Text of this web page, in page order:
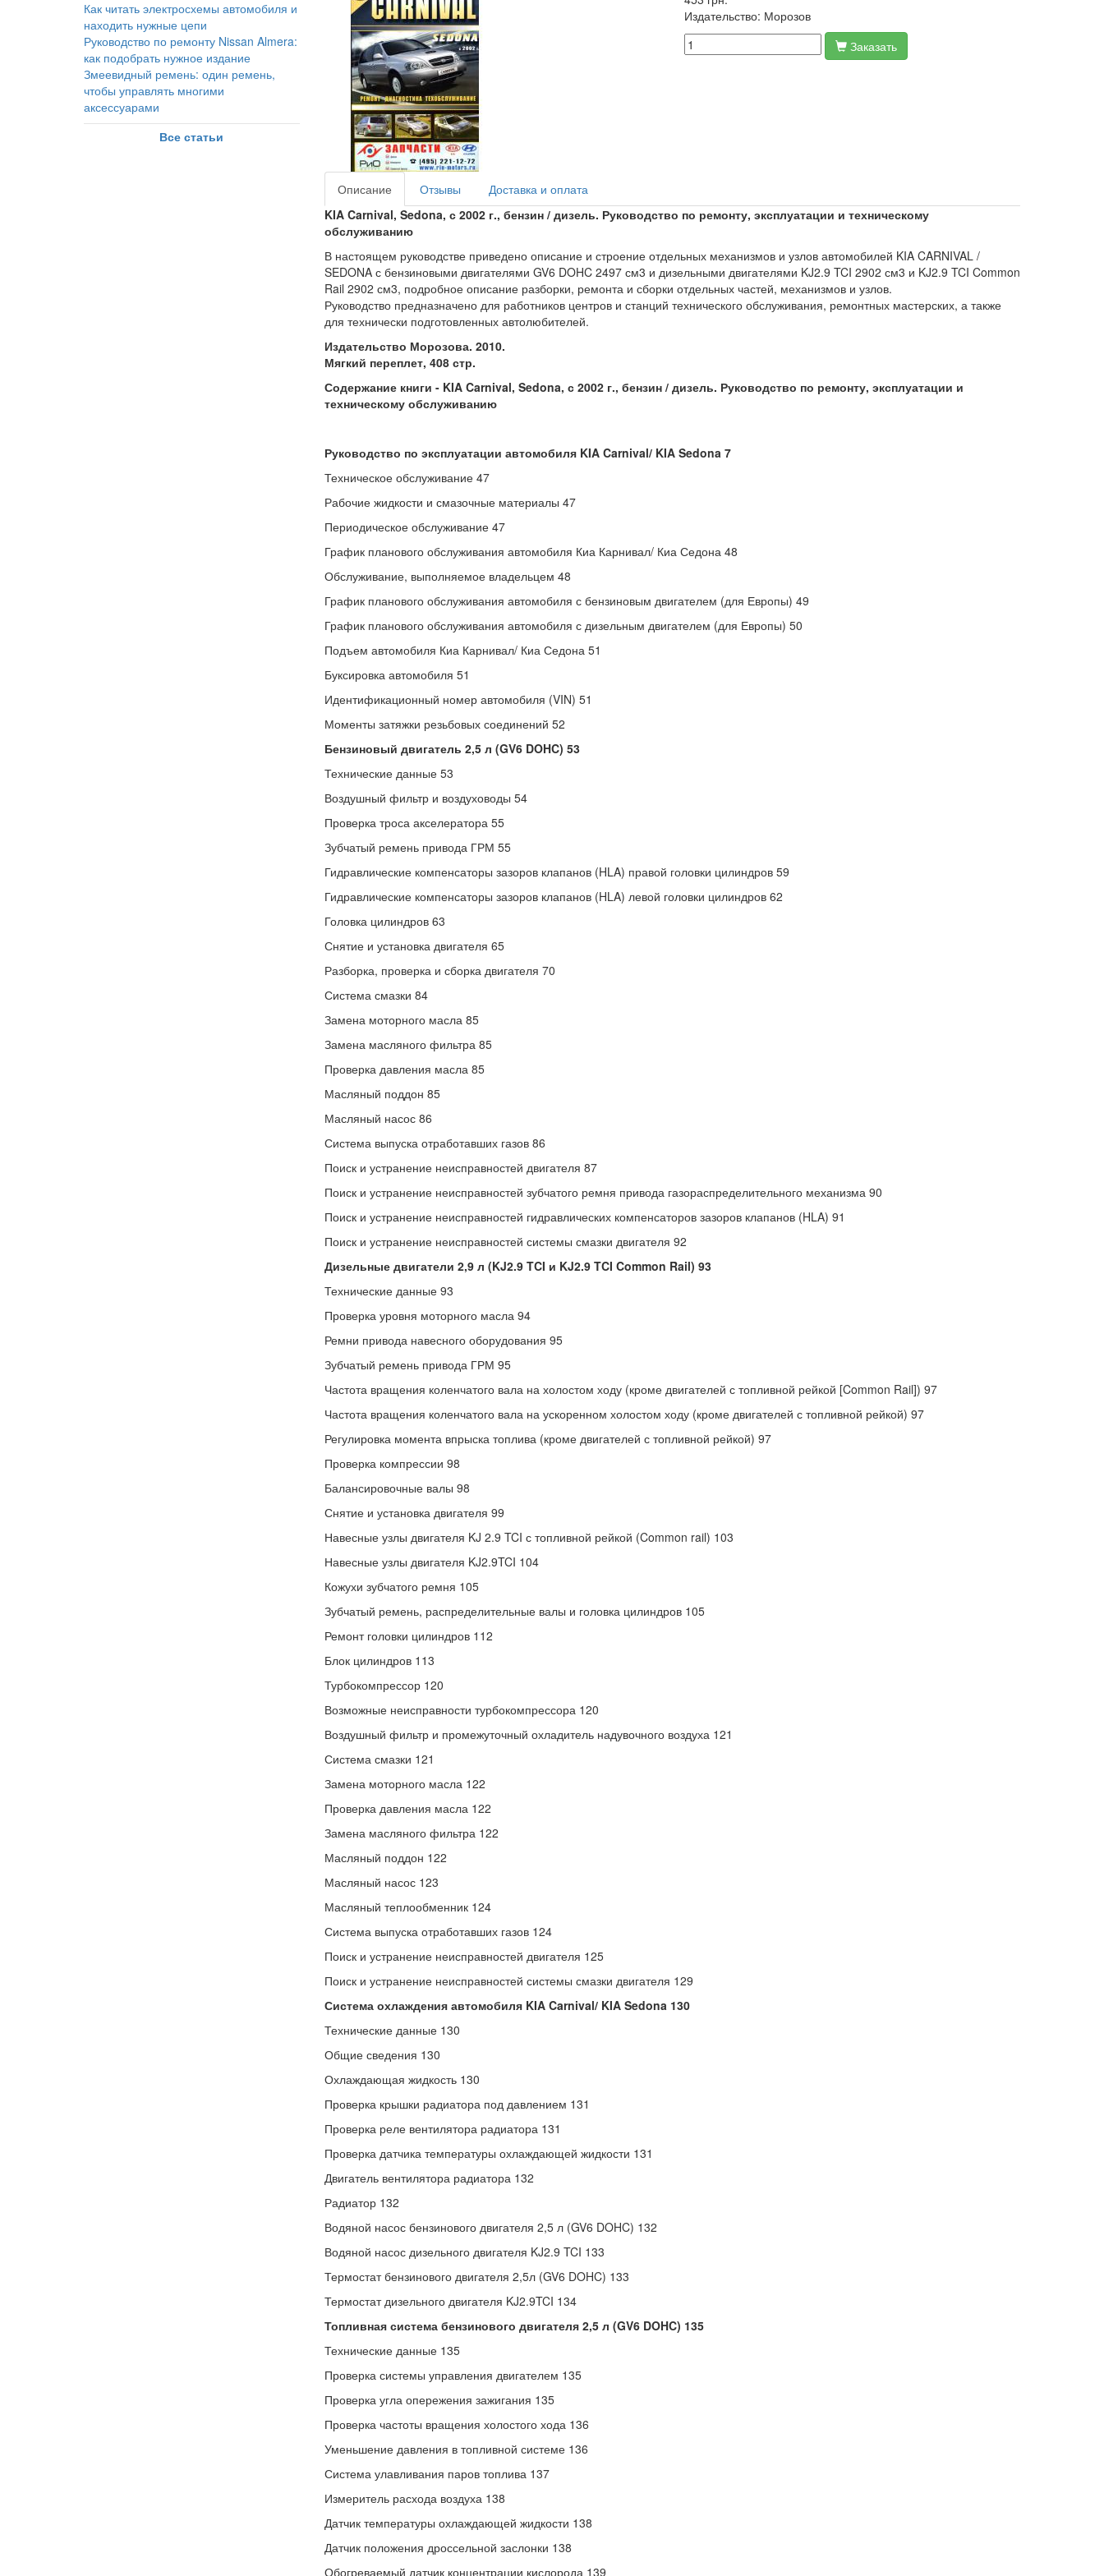
Как читать электросхемы автомобиля и
находить нужные цепи
Руководство по ремонту Nissan Almera:
как подобрать нужное издание
Змеевидный ремень: один ремень,
чтобы управлять многими
аксессуарами
Все статьи
Издательство: Морозов
Заказать
Описание Отзывы
Доставка и оплата
KIA Carnival, Sedona, с 2002 г., бензин / дизель. Руководство по ремонту, эксплуатации и техническому
обслуживанию
В настоящем руководстве приведено описание и строение отдельных механизмов и узлов автомобилей KIA CARNIVAL /
SEDONA с бензиновыми двигателями GV6 DOHC 2497 см3 и дизельными двигателями KJ2.9 TCI 2902 см3 и KJ2.9 TCI Common
Rail 2902 см3, подробное описание разборки, ремонта и сборки отдельных частей, механизмов и узлов.
Руководство предназначено для работников центров и станций технического обслуживания, ремонтных мастерских, а также
для технически подготовленных автолюбителей.
Издательство Морозова. 2010.
Мягкий переплет, 408 стр.
Содержание книги - KIA Carnival, Sedona, с 2002 г., бензин / дизель. Руководство по ремонту, эксплуатации и
техническому обслуживанию
Руководство по эксплуатации автомобиля KIA Carnival/ KIA Sedona 7
Техническое обслуживание 47
Рабочие жидкости и смазочные материалы 47
Периодическое обслуживание 47
График планового обслуживания автомобиля Киа Карнивал/ Киа Седона 48
Обслуживание, выполняемое владельцем 48
График планового обслуживания автомобиля с бензиновым двигателем (для Европы) 49
График планового обслуживания автомобиля с дизельным двигателем (для Европы) 50
Подъем автомобиля Киа Карнивал/ Киа Седона 51
Буксировка автомобиля 51
Идентификационный номер автомобиля (VIN) 51
Моменты затяжки резьбовых соединений 52
Бензиновый двигатель 2,5 л (GV6 DOHC) 53
Технические данные 53
Воздушный фильтр и воздуховоды 54
Проверка троса акселератора 55
Зубчатый ремень привода ГРМ 55
Гидравлические компенсаторы зазоров клапанов (HLA) правой головки цилиндров 59
Гидравлические компенсаторы зазоров клапанов (HLA) левой головки цилиндров 62
Головка цилиндров 63
Снятие и установка двигателя 65
Разборка, проверка и сборка двигателя 70
Система смазки 84
Замена моторного масла 85
Замена масляного фильтра 85
Проверка давления масла 85
Масляный поддон 85
Масляный насос 86
Система выпуска отработавших газов 86
Поиск и устранение неисправностей двигателя 87
Поиск и устранение неисправностей зубчатого ремня привода газораспределительного механизма 90
Поиск и устранение неисправностей гидравлических компенсаторов зазоров клапанов (HLA) 91
Поиск и устранение неисправностей системы смазки двигателя 92
Дизельные двигатели 2,9 л (KJ2.9 TCI и KJ2.9 TCI Common Rail) 93
Технические данные 93
Проверка уровня моторного масла 94
Ремни привода навесного оборудования 95
Зубчатый ремень привода ГРМ 95
Частота вращения коленчатого вала на холостом ходу (кроме двигателей с топливной рейкой [Common Rail]) 97
Частота вращения коленчатого вала на ускоренном холостом ходу (кроме двигателей с топливной рейкой) 97
Регулировка момента впрыска топлива (кроме двигателей с топливной рейкой) 97
Проверка компрессии 98
Балансировочные валы 98
Снятие и установка двигателя 99
Навесные узлы двигателя KJ 2.9 TCI с топливной рейкой (Common rail) 103
Навесные узлы двигателя KJ2.9TCI 104
Кожухи зубчатого ремня 105
Зубчатый ремень, распределительные валы и головка цилиндров 105
Ремонт головки цилиндров 112
Блок цилиндров 113
Турбокомпрессор 120
Возможные неисправности турбокомпрессора 120
Воздушный фильтр и промежуточный охладитель надувочного воздуха 121
Система смазки 121
Замена моторного масла 122
Проверка давления масла 122
Замена масляного фильтра 122
Масляный поддон 122
Масляный насос 123
Масляный теплообменник 124
Система выпуска отработавших газов 124
Поиск и устранение неисправностей двигателя 125
Поиск и устранение неисправностей системы смазки двигателя 129
Система охлаждения автомобиля KIA Carnival/ KIA Sedona 130
Технические данные 130
Общие сведения 130
Охлаждающая жидкость 130
Проверка крышки радиатора под давлением 131
Проверка реле вентилятора радиатора 131
Проверка датчика температуры охлаждающей жидкости 131
Двигатель вентилятора радиатора 132
Радиатор 132
Водяной насос бензинового двигателя 2,5 л (GV6 DOHC) 132
Водяной насос дизельного двигателя KJ2.9 TCI 133
Термостат бензинового двигателя 2,5л (GV6 DOHC) 133
Термостат дизельного двигателя KJ2.9TCI 134
Топливная система бензинового двигателя 2,5 л (GV6 DOHC) 135
Технические данные 135
Проверка системы управления двигателем 135
Проверка угла опережения зажигания 135
Проверка частоты вращения холостого хода 136
Уменьшение давления в топливной системе 136
Система улавливания паров топлива 137
Измеритель расхода воздуха 138
Датчик температуры охлаждающей жидкости 138
Датчик положения дроссельной заслонки 138
Обогреваемый датчик концентрации кислорода 139